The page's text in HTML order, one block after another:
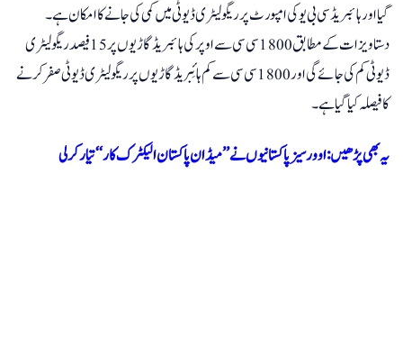
گیا اور ہائبریڈ سی بی یو کی امپورٹ پر ریگولیٹری ڈیوٹی میں کمی کی جانے کا امکان ہے۔
دستاویزات کے مطابق 1800 سی سی سے اوپر کی ہائبریڈ گاڑیوں پر 15 فیصد ریگولیٹری
ڈیوٹی کم کی جائے گی اور 1800 سی سی سے کم ہائِبریڈ گاڑیوں پر ریگولیٹری ڈیوٹی صفر کرنے
کا فیصلہ کیا گیا ہے۔
یہ بھی پڑھیں: اوورسیز پاکستانیوں نے ’’میڈان پاکستان الیکٹرک کار‘‘ تیار کرلی